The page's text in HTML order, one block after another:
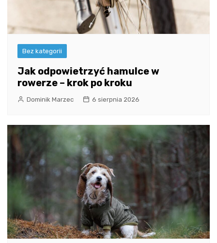
Bez kategorii
Jak odpowietrzyć hamulce w
rowerze – krok po kroku
Dominik Marzec 6 sierpnia 2026